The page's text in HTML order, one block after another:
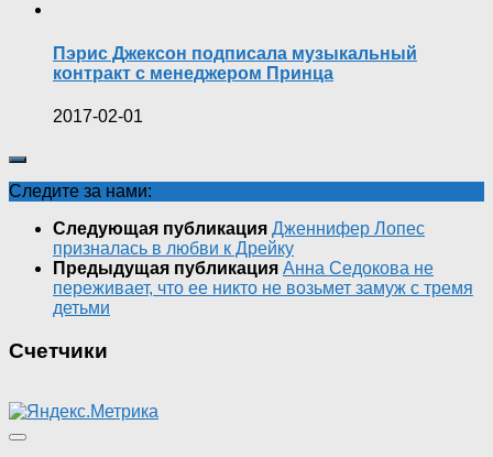
Пэрис Джексон подписала музыкальный
контракт с менеджером Принца
2017-02-01
Следите за нами:
Следующая публикация Дженнифер Лопес
призналась в любви к Дрейку
Предыдущая публикация Анна Седокова не
переживает, что ее никто не возьмет замуж с тремя
детьми
Счетчики